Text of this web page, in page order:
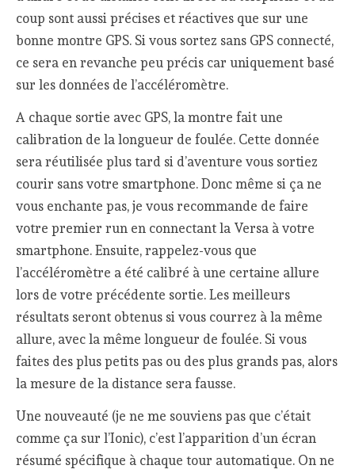
coup sont aussi précises et réactives que sur une
bonne montre GPS. Si vous sortez sans GPS connecté,
ce sera en revanche peu précis car uniquement basé
sur les données de l’accéléromètre.
A chaque sortie avec GPS, la montre fait une
calibration de la longueur de foulée. Cette donnée
sera réutilisée plus tard si d’aventure vous sortiez
courir sans votre smartphone. Donc même si ça ne
vous enchante pas, je vous recommande de faire
votre premier run en connectant la Versa à votre
smartphone. Ensuite, rappelez-vous que
l’accéléromètre a été calibré à une certaine allure
lors de votre précédente sortie. Les meilleurs
résultats seront obtenus si vous courrez à la même
allure, avec la même longueur de foulée. Si vous
faites des plus petits pas ou des plus grands pas, alors
la mesure de la distance sera fausse.
Une nouveauté (je ne me souviens pas que c’était
comme ça sur l’Ionic), c’est l’apparition d’un écran
résumé spécifique à chaque tour automatique. On ne